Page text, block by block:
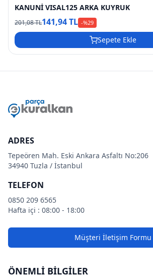
KANUNİ VISAL125 ARKA KUYRUK
201,08 TL141,94 TL -%29
Sepete Ekle
ADRES
Tepeören Mah. Eski Ankara Asfaltı No:206
34940 Tuzla / İstanbul
TELEFON
0850 209 6565
Hafta içi : 08:00 - 18:00
Müşteri İletişim Formu
ÖNEMLİ BİLGİLER